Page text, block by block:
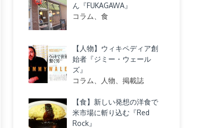
ん『FUKAGAWA』
コラム、食
【人物】ウィキペディア創
始者『ジミー・ウェール
ズ』
コラム、人物、掲載誌
【食】新しい発想の洋食で
米市場に斬り込む『Red
Rock』